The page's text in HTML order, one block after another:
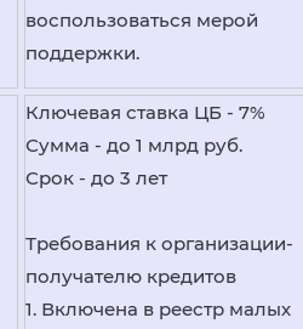
воспользоваться мерой
поддержки.
Ключевая ставка ЦБ - 7%
Сумма - до 1 млрд руб.
Срок - до 3 лет
Требования к организации-
получателю кредитов
1. Включена в реестр малых